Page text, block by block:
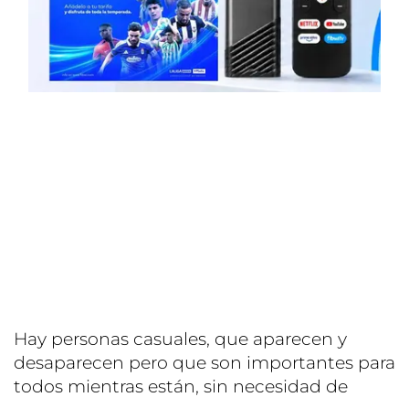
Hay personas casuales, que aparecen y
desaparecen pero que son importantes para
todos mientras están, sin necesidad de